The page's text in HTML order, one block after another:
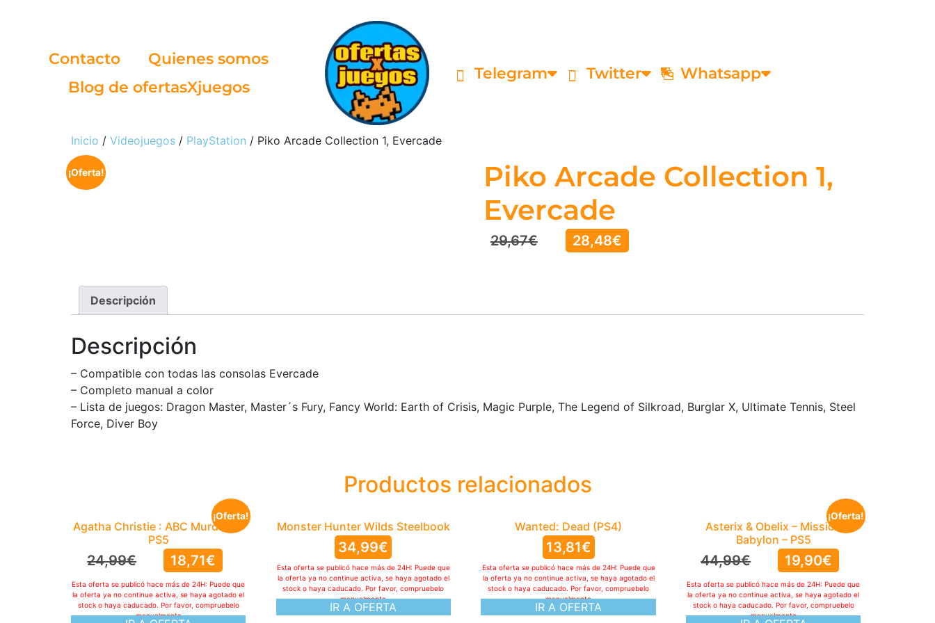
Contacto
Quienes somos
Blog de ofertasXjuegos
Telegram Twitter Whatsapp
Inicio / Videojuegos / PlayStation / Piko Arcade Collection 1, Evercade
¡Oferta!
Piko Arcade Collection 1,
Evercade
29,67€ 28,48€
Descripción
Descripción
– Compatible con todas las consolas Evercade
– Completo manual a color
– Lista de juegos: Dragon Master, Master´s Fury, Fancy World: Earth of Crisis, Magic Purple, The Legend of Silkroad, Burglar X, Ultimate Tennis, Steel
Force, Diver Boy
Productos relacionados
¡Oferta!
Agatha Christie : ABC Murders –
PS5
24,99€ 18,71€
Esta oferta se publicó hace más de 24H: Puede que
la oferta ya no continue activa, se haya agotado el
stock o haya caducado. Por favor, compruebelo
manualmente
Monster Hunter Wilds Steelbook
34,99€
IR A OFERTA
Esta oferta se publicó hace más de 24H: Puede que
la oferta ya no continue activa, se haya agotado el
stock o haya caducado. Por favor, compruebelo
manualmente
Wanted: Dead (PS4)
13,81€
IR A OFERTA
Esta oferta se publicó hace más de 24H: Puede que
la oferta ya no continue activa, se haya agotado el
stock o haya caducado. Por favor, compruebelo
manualmente
¡Oferta!
Asterix & Obelix – Mission
Babylon – PS5
44,99€ 19,90€
Esta oferta se publicó hace más de 24H: Puede que
la oferta ya no continue activa, se haya agotado el
stock o haya caducado. Por favor, compruebelo
manualmente